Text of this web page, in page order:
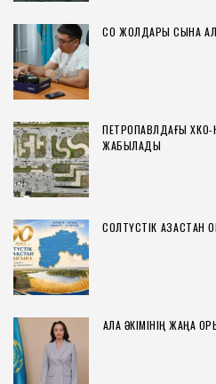
СҚО ЖОЛДАРЫ СЫНАҚ
ПЕТРОПАВЛДАҒЫ
ЖАБЫЛАДЫ
СОЛТҮСТІК
ҚАЛА ӘКІМІНІҢ ЖАҢА